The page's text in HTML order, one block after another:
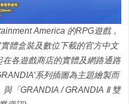
America 的RPG遊戲，
體盒裝及數位下載的官方中文
各遊戲商店的實體及網路通路
系列插圖為主題繪製而
「GRANDIA / GRANDIA Ⅱ 雙